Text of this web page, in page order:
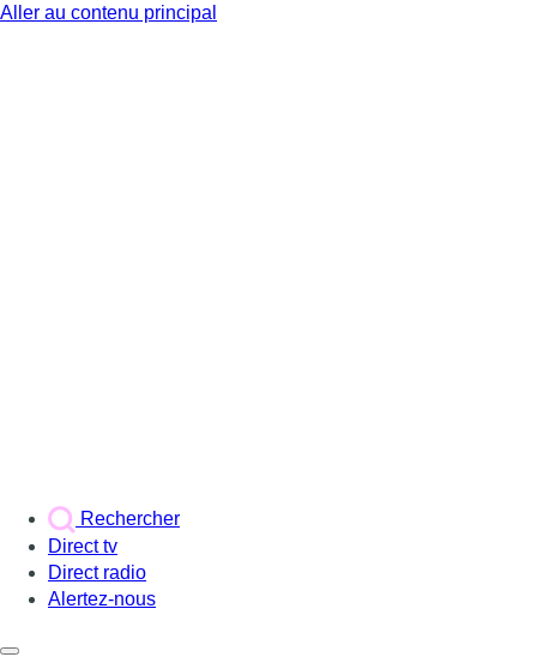
Aller au contenu principal
Rechercher
Direct tv
Direct radio
Alertez-nous